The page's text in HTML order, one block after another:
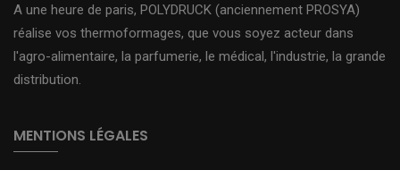
A une heure de paris, POLYDRUCK (anciennement PROSYA)
réalise vos thermoformages, que vous soyez acteur dans
l'agro-alimentaire, la parfumerie, le médical, l'industrie, la grande
distribution.
MENTIONS LÉGALES